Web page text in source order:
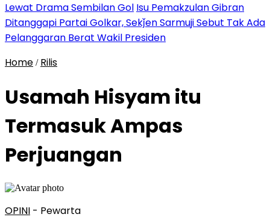
Lewat Drama Sembilan Gol Isu Pemakzulan Gibran
Ditanggapi Partai Golkar, Sekǰen Sarmuji Sebut Tak Ada
Pelanggaran Berat Wakil Presiden
Home / Rilis
Usamah Hisyam itu
Termasuk Ampas
Perjuangan
OPINI - Pewarta